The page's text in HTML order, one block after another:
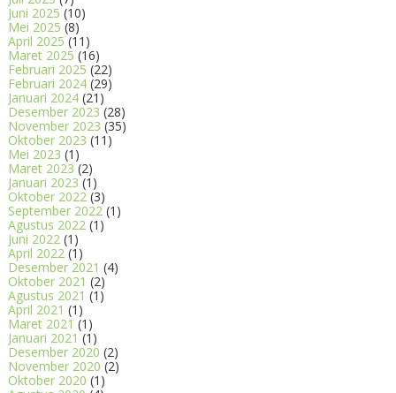
Juni 2025 (10)
Mei 2025 (8)
April 2025 (11)
Maret 2025 (16)
Februari 2025 (22)
Februari 2024(29)
Januari 2024(21)
Desember 2023 (28)
November 2023 (35)
Oktober 2023 (11)
Mei 2023 (1)
Maret 2023 (2)
Januari 2023 (1)
Oktober 2022 (3)
September 2022 (1)
Agustus 2022 (1)
Juni 2022 (1)
April 2022 (1)
Desember 2021 (4)
Oktober 2021 (2)
Agustus 2021 (1)
April 2021 (1)
Maret 2021 (1)
Januari 2021 (1)
Desember 2020 (2)
November 2020 (2)
Oktober 2020 (1)